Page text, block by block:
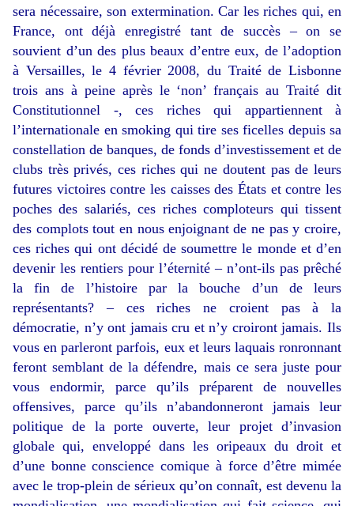
sera nécessaire, son extermination. Car les riches qui, en
France, ont déjà enregistré tant de succès – on se
souvient d’un des plus beaux d’entre eux, de l’adoption
à Versailles, le 4 février 2008, du Traité de Lisbonne
trois ans à peine après le ‘non’ français au Traité dit
Constitutionnel -, ces riches qui appartiennent à
l’internationale en smoking qui tire ses ficelles depuis sa
constellation de banques, de fonds d’investissement et de
clubs très privés, ces riches qui ne doutent pas de leurs
futures victoires contre les caisses des États et contre les
poches des salariés, ces riches comploteurs qui tissent
des complots tout en nous enjoignant de ne pas y croire,
ces riches qui ont décidé de soumettre le monde et d’en
devenir les rentiers pour l’éternité – n’ont-ils pas prêché
la fin de l’histoire par la bouche d’un de leurs
représentants? – ces riches ne croient pas à la
démocratie, n’y ont jamais cru et n’y croiront jamais. Ils
vous en parleront parfois, eux et leurs laquais ronronnant
feront semblant de la défendre, mais ce sera juste pour
vous endormir, parce qu’ils préparent de nouvelles
offensives, parce qu’ils n’abandonneront jamais leur
politique de la porte ouverte, leur projet d’invasion
globale qui, enveloppé dans les oripeaux du droit et
d’une bonne conscience comique à force d’être mimée
avec le trop-plein de sérieux qu’on connaît, est devenu la